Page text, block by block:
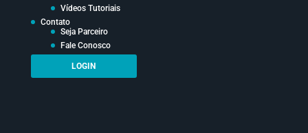
Vídeos Tutoriais
Contato
Seja Parceiro
Fale Conosco
LOGIN